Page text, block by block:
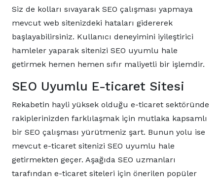
Siz de kolları sıvayarak SEO çalışması yapmaya
mevcut web sitenizdeki hataları gidererek
başlayabilirsiniz. Kullanıcı deneyimini iyileştirici
hamleler yaparak sitenizi SEO uyumlu hale
getirmek hemen hemen sıfır maliyetli bir işlemdir.
SEO Uyumlu E-ticaret Sitesi
Rekabetin hayli yüksek olduğu e-ticaret sektöründe
rakiplerinizden farklılaşmak için mutlaka kapsamlı
bir SEO çalışması yürütmeniz şart. Bunun yolu ise
mevcut e-ticaret sitenizi SEO uyumlu hale
getirmekten geçer. Aşağıda SEO uzmanları
tarafından e-ticaret siteleri için önerilen popüler